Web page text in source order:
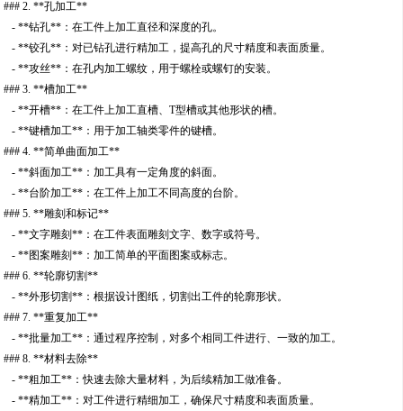
### 2. **孔加工**
- **钻孔**：在工件上加工直径和深度的孔。
- **铰孔**：对已钻孔进行精加工，提高孔的尺寸精度和表面质量。
- **攻丝**：在孔内加工螺纹，用于螺栓或螺钉的安装。
### 3. **槽加工**
- **开槽**：在工件上加工直槽、T型槽或其他形状的槽。
- **键槽加工**：用于加工轴类零件的键槽。
### 4. **简单曲面加工**
- **斜面加工**：加工具有一定角度的斜面。
- **台阶加工**：在工件上加工不同高度的台阶。
### 5. **雕刻和标记**
- **文字雕刻**：在工件表面雕刻文字、数字或符号。
- **图案雕刻**：加工简单的平面图案或标志。
### 6. **轮廓切割**
- **外形切割**：根据设计图纸，切割出工件的轮廓形状。
### 7. **重复加工**
- **批量加工**：通过程序控制，对多个相同工件进行、一致的加工。
### 8. **材料去除**
- **粗加工**：快速去除大量材料，为后续精加工做准备。
- **精加工**：对工件进行精细加工，确保尺寸精度和表面质量。